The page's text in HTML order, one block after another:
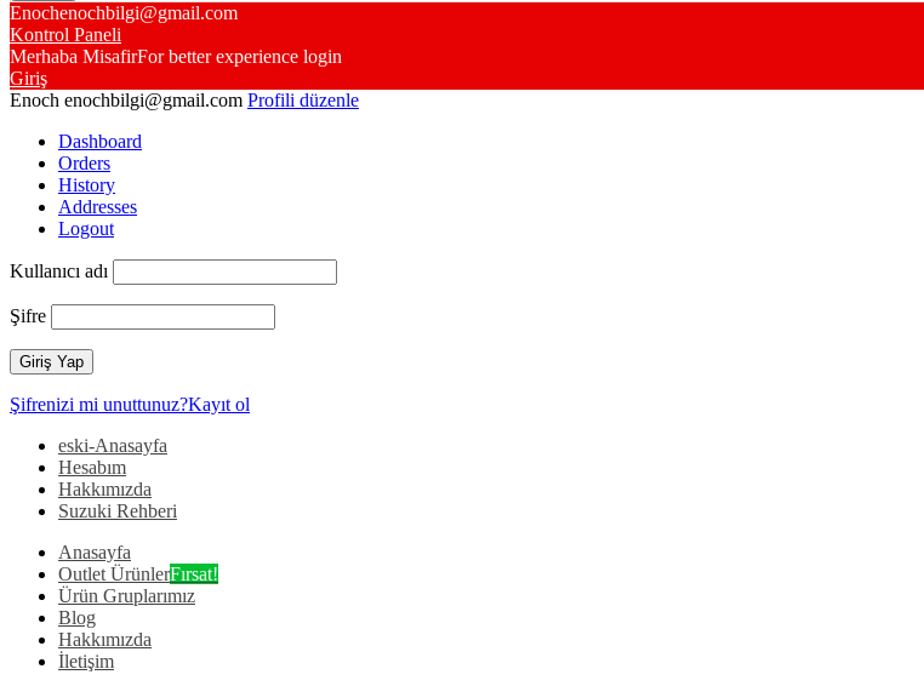
Enochenochbilgi@gmail.com
Kontrol Paneli
Merhaba MisafirFor better experience login
Giriş
Enoch enochbilgi@gmail.com Profili düzenle
Dashboard
Orders
History
Addresses
Logout
Kullanıcı adı
Şifre
Şifrenizi mi unuttunuz?Kayıt ol
eski-Anasayfa
Hesabım
Hakkımızda
Suzuki Rehberi
Anasayfa
Outlet ÜrünlerFırsat!
Ürün Gruplarımız
Blog
Hakkımızda
İletişim